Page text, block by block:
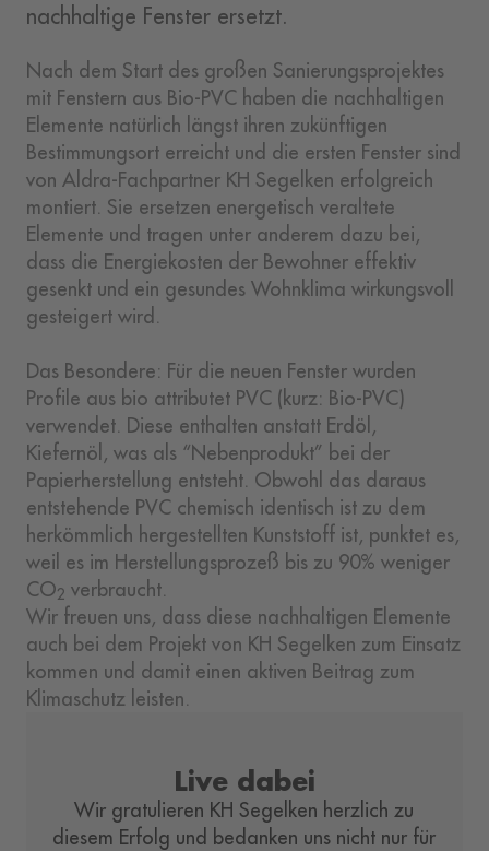
nachhaltige Fenster ersetzt.
Nach dem Start des großen Sanierungsprojektes
mit Fenstern aus Bio-PVC haben die nachhaltigen
Elemente natürlich längst ihren zukünftigen
Bestimmungsort erreicht und die ersten Fenster sind
von Aldra-Fachpartner KH Segelken erfolgreich
montiert. Sie ersetzen energetisch veraltete
Elemente und tragen unter anderem dazu bei,
dass die Energiekosten der Bewohner effektiv
gesenkt und ein gesundes Wohnklima wirkungsvoll
gesteigert wird.
Das Besondere: Für die neuen Fenster wurden
Profile aus bio attributet PVC (kurz: Bio-PVC)
verwendet. Diese enthalten anstatt Erdöl,
Kiefernöl, was als “Nebenprodukt” bei der
Papierherstellung entsteht. Obwohl das daraus
entstehende PVC chemisch identisch ist zu dem
herkömmlich hergestellten Kunststoff ist, punktet es,
weil es im Herstellungsprozeß bis zu 90% weniger
CO2 verbraucht.
Wir freuen uns, dass diese nachhaltigen Elemente
auch bei dem Projekt von KH Segelken zum Einsatz
kommen und damit einen aktiven Beitrag zum
Klimaschutz leisten.
Live dabei
Wir gratulieren KH Segelken herzlich zu
diesem Erfolg und bedanken uns nicht nur für